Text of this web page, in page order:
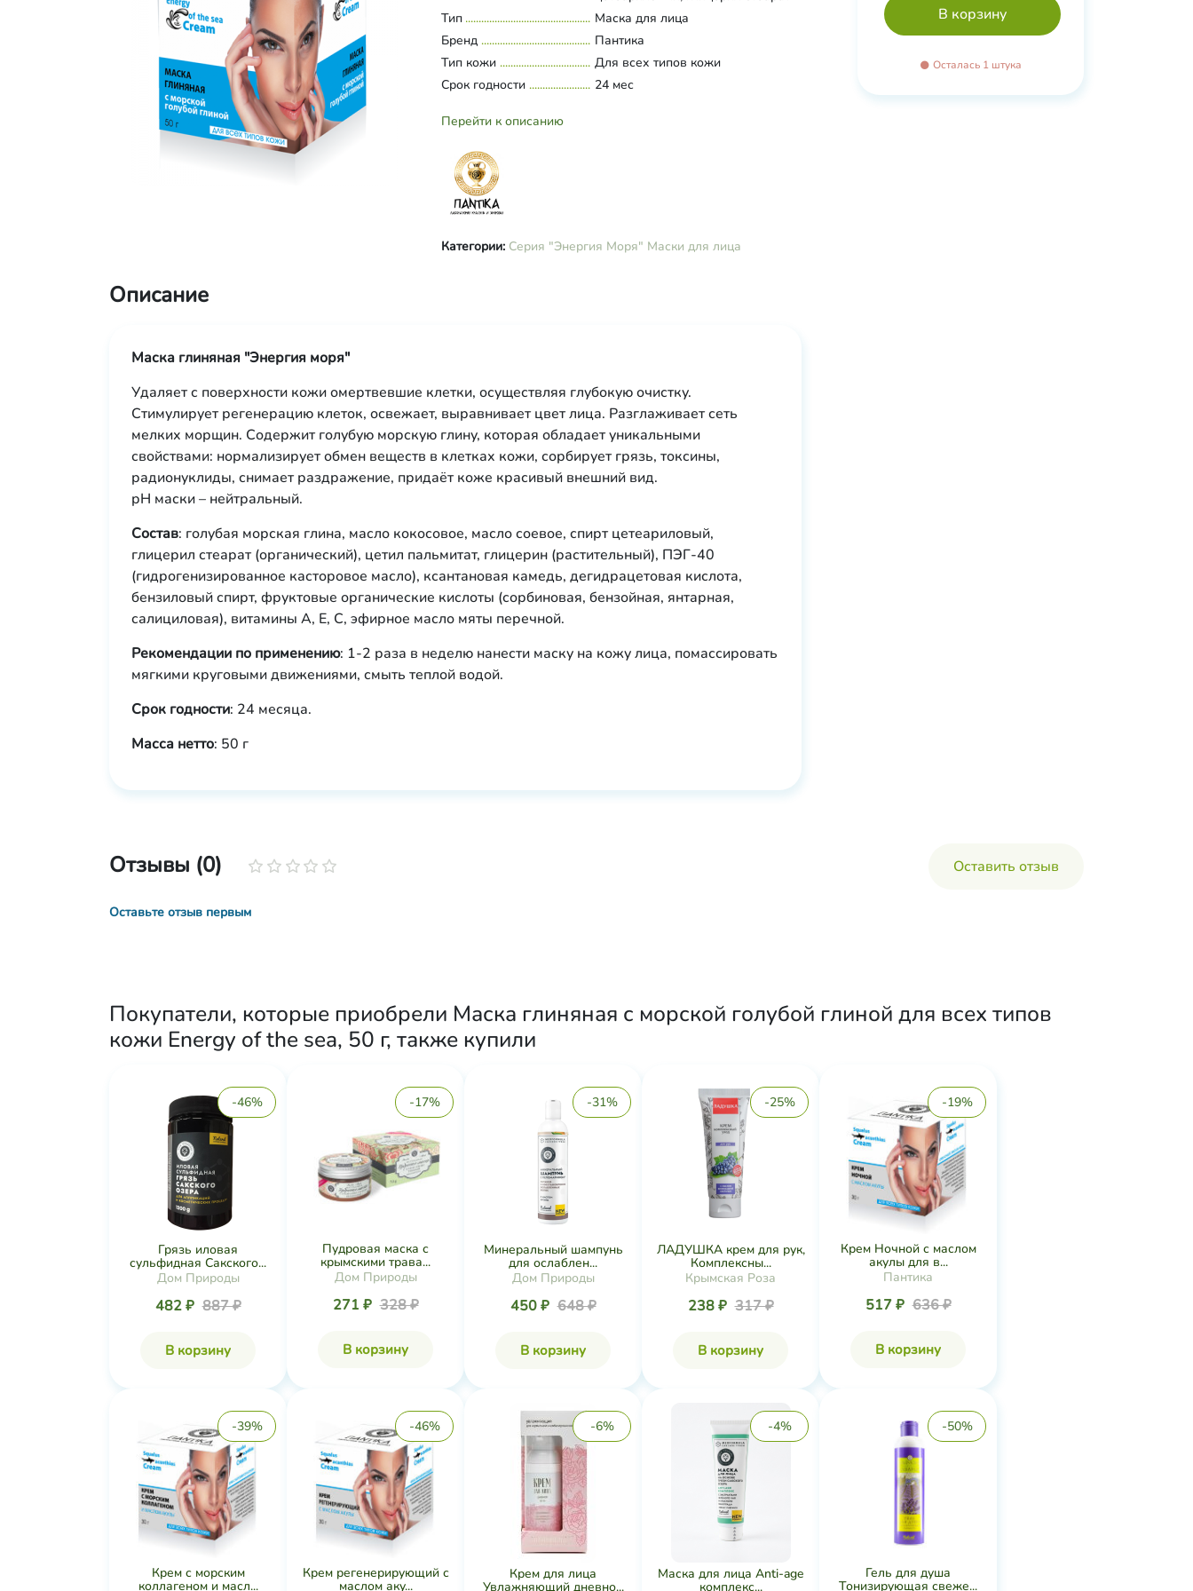
(органический), цетил пальмитат,
глицерин (растительный), ПЭГ-40
(гидрогенизированное касторовое
масло), ксантановая камедь,
дегидрацетовая кислота, бензиловый
Развернуть состав
Тип
Маска для лица
Бренд
Пантика
Тип кожи
Для всех типов кожи
Срок годности
24 мес
Перейти к описанию
Категории: Серия "Энергия Моря" Маски для лица
Осталась 1 штука
Описание
Маска глиняная "Энергия моря"
Удаляет с поверхности кожи омертвевшие клетки, осуществляя глубокую очистку.
Стимулирует регенерацию клеток, освежает, выравнивает цвет лица. Разглаживает сеть
мелких морщин. Содержит голубую морскую глину, которая обладает уникальными
свойствами: нормализирует обмен веществ в клетках кожи, сорбирует грязь, токсины,
радионуклиды, снимает раздражение, придаёт коже красивый внешний вид.
рН маски – нейтральный.
Состав: голубая морская глина, масло кокосовое, масло соевое, спирт цетеариловый,
глицерил стеарат (органический), цетил пальмитат, глицерин (растительный), ПЭГ-40
(гидрогенизированное касторовое масло), ксантановая камедь, дегидрацетовая кислота,
бензиловый спирт, фруктовые органические кислоты (сорбиновая, бензойная, янтарная,
салициловая), витамины А, Е, С, эфирное масло мяты перечной.
Рекомендации по применению: 1-2 раза в неделю нанести маску на кожу лица, помассировать
мягкими круговыми движениями, смыть теплой водой.
Срок годности: 24 месяца.
Масса нетто: 50 г
Отзывы (0) Оставить отзыв
Оставьте отзыв первым
Покупатели, которые приобрели Маска глиняная с морской голубой глиной для всех типов
кожи Energy of the sea, 50 г, также купили
-46%
Грязь иловая
сульфидная Сакского...
Дом Природы
482 ₽ 887 ₽
В корзину
-17%
Пудровая маска с
крымскими трава...
Дом Природы
271 ₽ 328 ₽
В корзину
-31%
Минеральный шампунь
для ослаблен...
Дом Природы
450 ₽ 648 ₽
В корзину
-25%
ЛАДУШКА крем для рук,
Комплексны...
Крымская Роза
238 ₽ 317 ₽
В корзину
-19%
Крем Ночной с маслом
акулы для в...
Пантика
517 ₽ 636 ₽
В корзину
-39%
Крем с морским
коллагеном и масл...
-46%
Крем регенерирующий с
маслом аку...
-6%
Крем для лица
Увлажняющий дневно...
-4%
Маска для лица Anti-age
комплекс...
-50%
Гель для душа
Тонизирующая свеже...